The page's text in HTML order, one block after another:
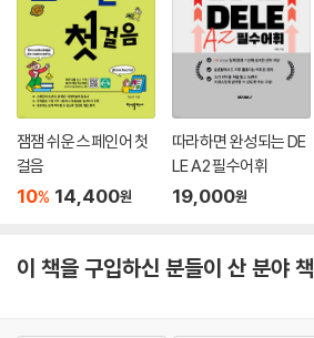
잼잼 쉬운 스페인어 첫
걸음
10% 14,400원
따라하면 완성되는 DE
LE A2 필수어휘
19,000원
이 책을 구입하신 분들이 산 분야 책